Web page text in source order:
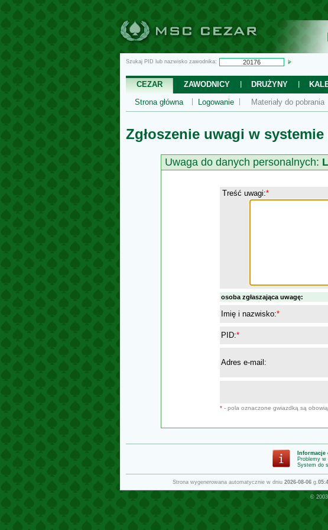
Szukaj PID lub nazwisko zawodnika:
CEZAR ZAWODNICY DRUŻYNY
Strona główna
Logowanie Materiały do pobrania
Zgłoszenie uwagi w systemie
Uwaga do danych personalnych:
Treść uwagi:*
osoba zgłaszająca uwagę:
Imię i nazwisko:*
PID:*
Adres e-mail:
* - pola oznaczone gwiazdką są
Problemy w
System do
Strona wygenerowana automatycznie w dniu 2026-08-06 g.
©